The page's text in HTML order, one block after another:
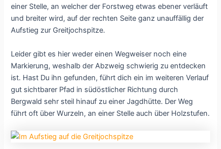
einer Stelle, an welcher der Forstweg etwas ebener verläuft
und breiter wird, auf der rechten Seite ganz unauffällig der
Aufstieg zur Greitjochspitze.
Leider gibt es hier weder einen Wegweiser noch eine
Markierung, weshalb der Abzweig schwierig zu entdecken
ist. Hast Du ihn gefunden, führt dich ein im weiteren Verlauf
gut sichtbarer Pfad in südöstlicher Richtung durch
Bergwald sehr steil hinauf zu einer Jagdhütte. Der Weg
führt oft über Wurzeln, an einer Stelle auch über Holzstufen.